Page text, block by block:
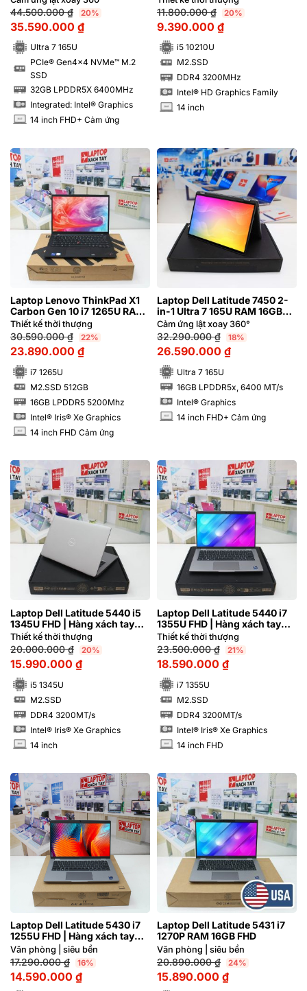
360 độ | Hàng xách tay 99%
44.500.000₫ 20%
35.590.000 ₫
Ultra 7 165U
SSD
PCIe® Gen4x4 NVMe™ M.2
SSD
RAM
32GB LPDDR5X 6400MHz
Integrated: Intel® Graphics
INCH 14 inch FHD+ Cảm ứng
11.800.000₫ 20%
9.390.000 ₫
i5 10210U
SSD M2.SSD
RAM
DDR4 3200MHz
Intel® HD Graphics Family
INCH 14 inch
Laptop Lenovo ThinkPad X1
Carbon Gen 10 i7 1265U RAM
16GB FHD Cảm ứng
Thiết kế thời thượng
30.590.000₫ 22%
23.890.000 ₫
i7 1265U
SSD M2.SSD 512GB
16GB LPDDR5 5200Mhz
Intel® Iris® Xe Graphics
INCH 14 inch FHD Cảm ứng
Laptop Dell Latitude 7450 2-
in-1 Ultra 7 165U RAM 16GB
FHD+ Cảm ứng lật xoay 360
độ
Cảm ứng lật xoay 360°
32.290.000₫ 18%
26.590.000 ₫
Ultra 7 165U
16GB LPDDR5x, 6400 MT/s
Intel® Graphics
INCH 14 inch FHD+ Cảm ứng
Laptop Dell Latitude 5440 i5
1345U FHD | Hàng xách tay
99%
Thiết kế thời thượng
20.000.000₫ 20%
15.990.000 ₫
i5 1345U
SSD M2.SSD
DDR4 3200MT/s
Intel® Iris® Xe Graphics
INCH 14 inch
Laptop Dell Latitude 5440 i7
1355U FHD | Hàng xách tay
99%
Thiết kế thời thượng
23.500.000₫ 21%
18.590.000 ₫
i7 1355U
SSD M2.SSD
DDR4 3200MT/s
Intel® Iris® Xe Graphics
INCH 14 inch FHD
Laptop Dell Latitude 5430 i7
1255U FHD | Hàng xách tay
99%
Văn phòng | siêu bền
17.290.000₫ 16%
14.590.000 ₫
Laptop Dell Latitude 5431 i7
1270P RAM 16GB FHD
Văn phòng | siêu bền
20.890.000₫ 24%
15.890.000 ₫